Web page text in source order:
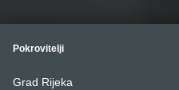
Pokrovitelji
Grad Rijeka